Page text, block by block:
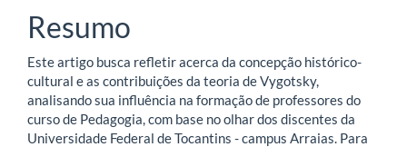
Resumo
Este artigo busca refletir acerca da concepção histórico-
cultural e as contribuições da teoria de Vygotsky,
analisando sua influência na formação de professores do
curso de Pedagogia, com base no olhar dos discentes da
Universidade Federal de Tocantins - campus Arraias. Para